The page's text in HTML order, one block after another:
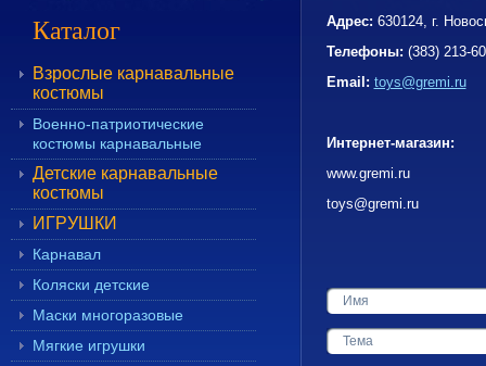
Каталог
Взрослые карнавальные
костюмы
Военно-патриотические
костюмы карнавальные
Детские карнавальные
костюмы
ИГРУШКИ
Карнавал
Коляски детские
Маски многоразовые
Мягкие игрушки
Адрес: 630124, г.
Телефоны: (383) 213-
Email: toys@gremi.ru
Интернет-магазин:
www.gremi.ru
toys@gremi.ru